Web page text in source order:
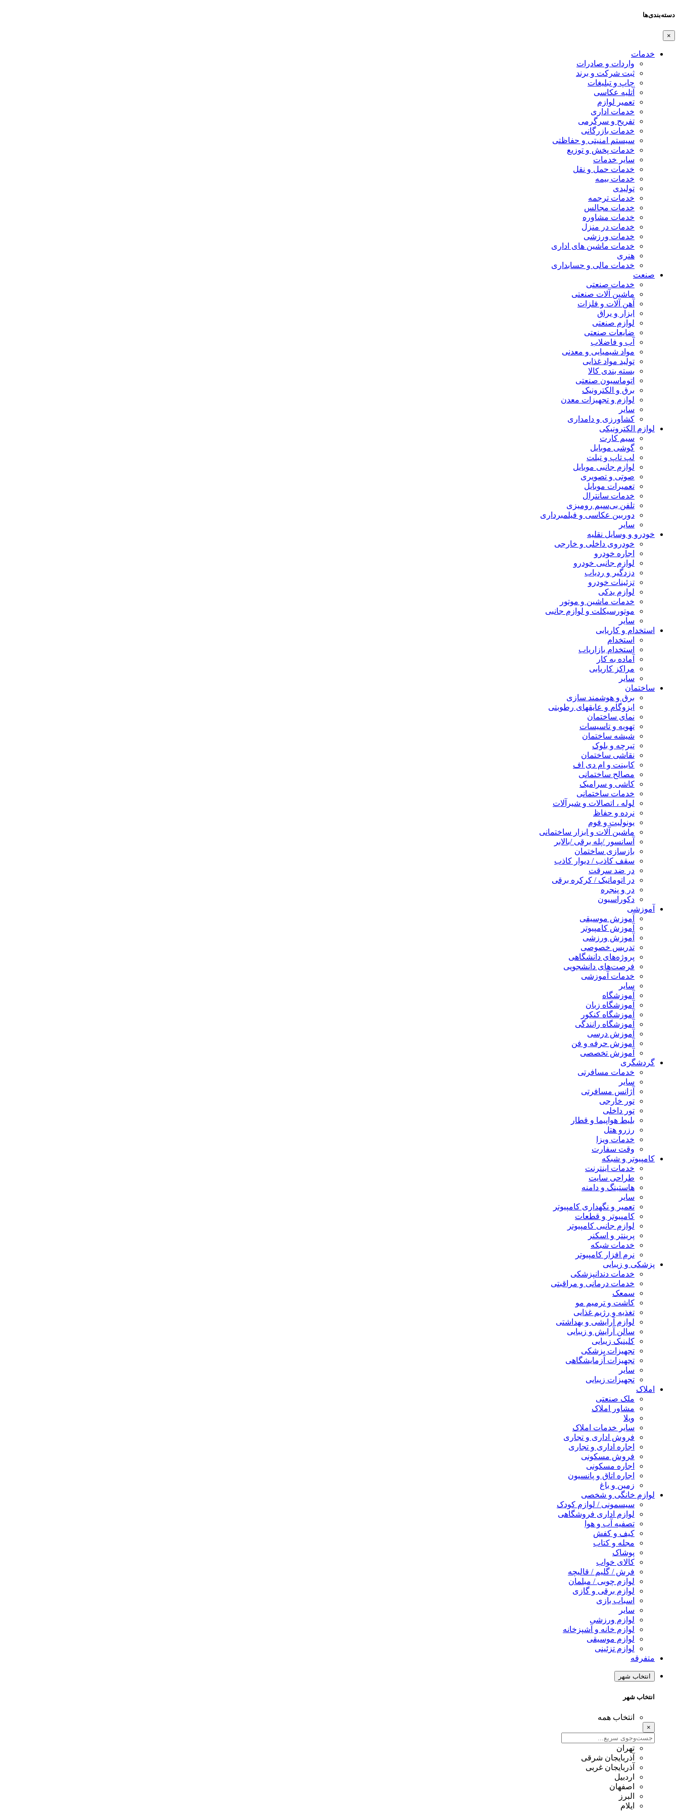
دسته‌بندی‌ها
×
خدمات
واردات و صادرات
ثبت شرکت و برند
چاپ و تبلیغات
آتلیه عکاسی
تعمیر لوازم
خدمات اداری
تفریح و سرگرمی
خدمات بازرگانی
سیستم امنیتی و حفاظتی
خدمات پخش و توزیع
سایر خدمات
خدمات حمل و نقل
خدمات بیمه
تولیدی
خدمات ترجمه
خدمات مجالس
خدمات مشاوره
خدمات در منزل
خدمات ورزشی
خدمات ماشین های اداری
هنری
خدمات مالی و حسابداری
صنعت
خدمات صنعتی
ماشین آلات صنعتی
آهن آلات و فلزات
ابزار و یراق
لوازم صنعتی
ضایعات صنعتی
آب و فاضلاب
مواد شیمیایی و معدنی
تولید مواد غذایی
بسته بندی کالا
اتوماسیون صنعتی
برق و الکترونیک
لوازم و تجهیزات معدن
سایر
کشاورزی و دامداری
لوازم الکترونیکی
سیم کارت
گوشی موبایل
لپ تاپ و تبلت
لوازم جانبی موبایل
صوتی و تصویری
تعمیرات موبایل
خدمات سانترال
تلفن بی‌سیم رومیزی
دوربین عکاسی و فیلمبرداری
سایر
خودرو و وسایل نقلیه
خودروی داخلی و خارجی
اجاره خودرو
لوازم جانبی خودرو
دزدگیر و ردیاب
تزئینات خودرو
لوازم یدکی
خدمات ماشین و موتور
موتورسیکلت و لوازم جانبی
سایر
استخدام و کاریابی
استخدام
استخدام بازاریاب
آماده به کار
مراکز کاریابی
سایر
ساختمان
برق و هوشمند سازی
ایزوگام و عایقهای رطوبتی
نمای ساختمان
تهویه و تاسیسات
شیشه ساختمان
تیرچه و بلوک
نقاشی ساختمان
کابینت و ام دی اف
مصالح ساختمانی
کاشی و سرامیک
خدمات ساختمانی
لوله ، اتصالات و شیرآلات
نرده و حفاظ
یونولیت و فوم
ماشین آلات و ابزار ساختمانی
آسانسور /پله برقی /بالابر
بازسازی ساختمان
سقف کاذب / دیوار کاذب
در ضد سرقت
در اتوماتیک / کرکره برقی
در و پنجره
دکوراسیون
آموزشی
آموزش موسیقی
آموزش کامپیوتر
آموزش ورزشی
تدریس خصوصی
پروژه‌های دانشگاهی
فرصت‌های دانشجویی
خدمات آموزشی
سایر
آموزشگاه
آموزشگاه زبان
آموزشگاه کنکور
آموزشگاه رانندگی
آموزش درسی
آموزش حرفه و فن
آموزش تخصصی
گردشگری
خدمات مسافرتی
سایر
آژانس مسافرتی
تور خارجی
تور داخلی
بلیط هواپیما و قطار
رزرو هتل
خدمات ویزا
وقت سفارت
کامپیوتر و شبکه
خدمات اینترنت
طراحی سایت
هاستینگ و دامنه
سایر
تعمیر و نگهداری کامپیوتر
کامپیوتر و قطعات
لوازم جانبی کامپیوتر
پرینتر و اسکنر
خدمات شبکه
نرم افزار کامپیوتر
پزشکی و زیبایی
خدمات دندانپزشکی
خدمات درمانی و مراقبتی
سمعک
کاشت و ترمیم مو
تغذیه و رژیم غذایی
لوازم آرایشی و بهداشتی
سالن آرایش و زیبایی
کلینیک زیبایی
تجهیزات پزشکی
تجهیزات آزمایشگاهی
سایر
تجهیزات زیبایی
املاک
ملک صنعتی
مشاور املاک
ویلا
سایر خدمات املاک
فروش اداری و تجاری
اجاره اداری و تجاری
فروش مسکونی
اجاره مسکونی
اجاره اتاق و پانسیون
زمین و باغ
لوازم خانگی و شخصی
سیسمونی / لوازم کودک
لوازم اداری فروشگاهی
تصفیه آب و هوا
کیف و کفش
مجله و کتاب
پوشاک
کالای خواب
فرش / گلیم / قالیچه
لوازم چوبی / مبلمان
لوازم برقی و گازی
اسباب بازی
سایر
لوازم ورزشی
لوازم خانه و آشپزخانه
لوازم موسیقی
لوازم تزئینی
متفرقه
انتخاب شهر
انتخاب شهر
انتخاب همه
×
تهران
آذربایجان شرقی
آذربایجان غربی
اردبیل
اصفهان
البرز
ایلام